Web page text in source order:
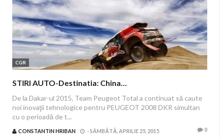
CGR
STIRI AUTO-Destinatia: China…
De la Dakar-ul 2015, Team Peugeot Total a continuat să caute
noi inovaţii tehnologice pentru PEUGEOT 2008 DKR simultan
cu o perioadă de t...
CONSTANTIN HRIBAN -SÂMBĂTĂ, APRILIE 25, 2015 0